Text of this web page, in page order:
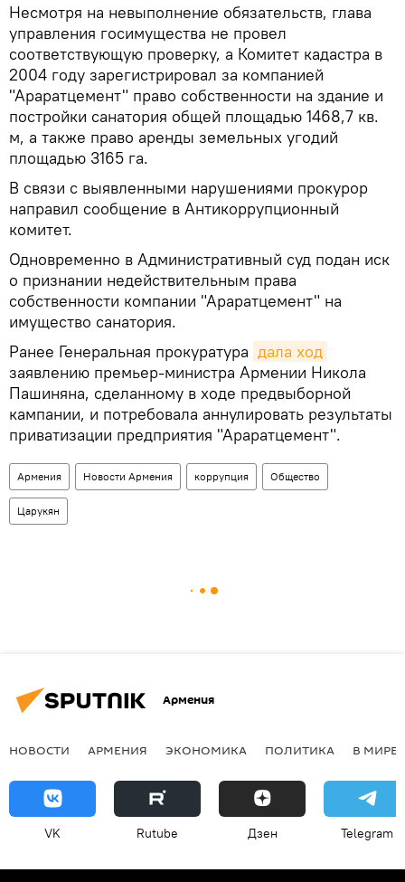
Несмотря на невыполнение обязательств, глава
управления госимущества не провел
соответствующую проверку, а Комитет кадастра в
2004 году зарегистрировал за компанией
"Араратцемент" право собственности на здание и
постройки санатория общей площадью 1468,7 кв.
м, а также право аренды земельных угодий
площадью 3165 га.
В связи с выявленными нарушениями прокурор
направил сообщение в Антикоррупционный
комитет.
Одновременно в Административный суд подан иск
о признании недействительным права
собственности компании "Араратцемент" на
имущество санатория.
Ранее Генеральная прокуратура дала ход
заявлению премьер-министра Армении Никола
Пашиняна, сделанному в ходе предвыборной
кампании, и потребовала аннулировать результаты
приватизации предприятия "Араратцемент".
Армения Новости Армения коррупция Общество
Царукян
Армения
НОВОСТИ АРМЕНИЯ ЭКОНОМИКА ПОЛИТИКА В МИРЕ
VK Rutube Дзен Telegram